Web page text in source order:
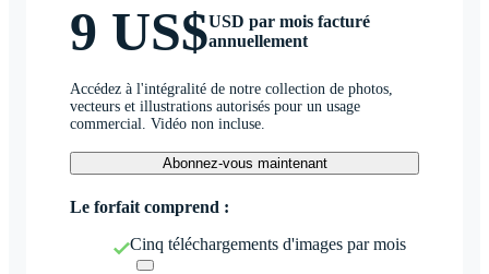
9 US$USD par mois facturé
annuellement
Accédez à l'intégralité de notre collection de photos,
vecteurs et illustrations autorisés pour un usage
commercial. Vidéo non incluse.
Abonnez-vous maintenant
Le forfait comprend :
Cinq téléchargements d'images par mois